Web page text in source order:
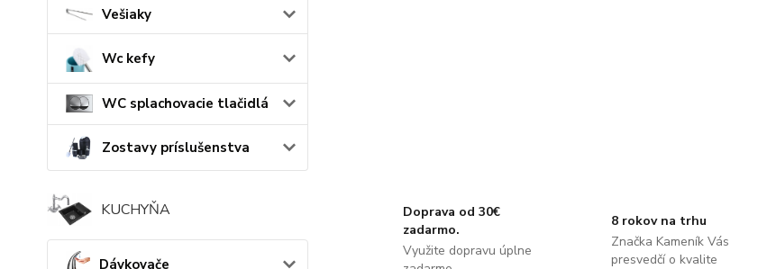
Vešiaky
Wc kefy
WC splachovacie tlačidlá
Zostavy príslušenstva
KUCHYŇA
Dávkovače
Doprava od 30€
zadarmo.
Využite dopravu úplne
8 rokov na trhu
Značka Kameník Vás
presvedčí o kvalite